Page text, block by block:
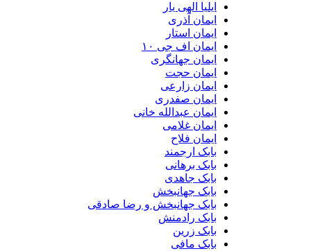
ایلیا الهی یار
ایمان آذری
ایمان استار
ایمان اف جی ۱۰
ایمان جهانگری
ایمان حجت
ایمان زارعی
ایمان صفدری
ایمان عبدالله خانی
ایمان غلامی
ایمان فلاح
بابک ارجمند
بابک برهانی
بابک جاهدی
بابک جهانبخش
بابک جهانبخش و رضا صادقی
بابک رادمنش
بابک زرین
بابک مافی